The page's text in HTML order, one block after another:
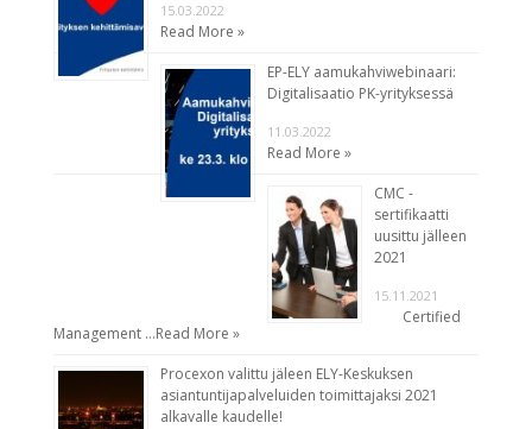
15.03.2022
Read More »
EP-ELY aamukahviwebinaari:
Digitalisaatio PK-yrityksessä
11.03.2022
Read More »
CMC -
sertifikaatti
uusittu jälleen
2021
15.11.2021
Certified
Management …Read More »
Procexon valittu jäleen ELY-Keskuksen
asiantuntijapalveluiden toimittajaksi 2021
alkavalle kaudelle!